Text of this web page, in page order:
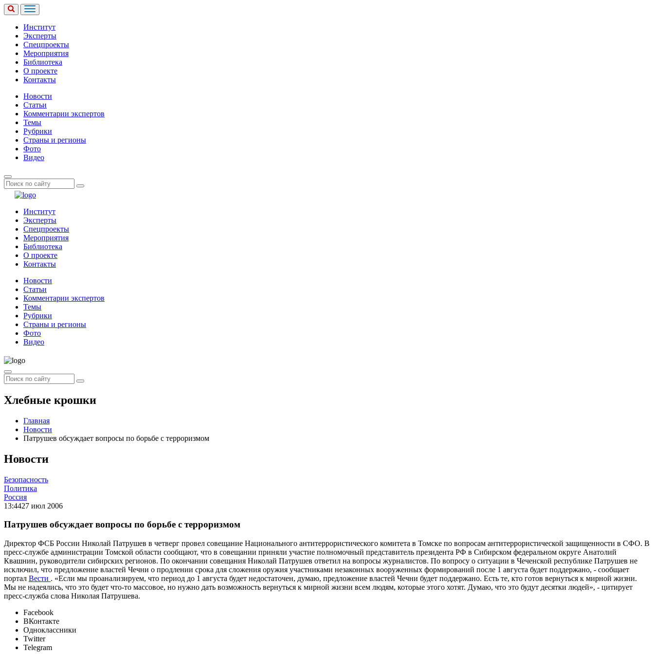
Институт
Эксперты
Спецпроекты
Мероприятия
Библиотека
О проекте
Контакты
Новости
Статьи
Комментарии экспертов
Темы
Рубрики
Страны и регионы
Фото
Видео
Институт
Эксперты
Спецпроекты
Мероприятия
Библиотека
О проекте
Контакты
Новости
Статьи
Комментарии экспертов
Темы
Рубрики
Страны и регионы
Фото
Видео
Хлебные крошки
Главная
Новости
Патрушев обсуждает вопросы по борьбе с терроризмом
Новости
Безопасность
Политика
Россия
13:4427 июл 2006
Патрушев обсуждает вопросы по борьбе с терроризмом
Директор ФСБ России Николай Патрушев в четверг провел совещание Национального антитеррористического комитета в Томске по вопросам антитеррористической защищенности в СФО. В
пресс-службе администрации Томской области сообщают, что в совещании приняли участие полномочный представитель президента РФ в Сибирском федеральном округе Анатолий
Квашнин, руководители сибирских регионов. По окончании совещания Николай Патрушев ответил на вопросы журналистов. По вопросу о ситуации в Чеченской республике Патрушев не
исключил, что предложение властей Чечни о продлении срока для сложения оружия участниками незаконных вооруженных формирований после 1 августа будет поддержано, - сообщает
портал Вести . «Если мы проанализируем, что период до 1 августа будет недостаточен, думаю, предложение властей Чечни будет поддержано. Есть те, кто готов вернуться к мирной жизни.
Мы не надеялись, что это будет что-то массовое, но нужно дать возможность вернуться к мирной жизни всем людям, которые этого хотят. Думаю, что это будут десятки людей», - цитирует
пресс-служба слова Николая Патрушева.
Facebook
ВКонтакте
Одноклассники
Twitter
Telegram